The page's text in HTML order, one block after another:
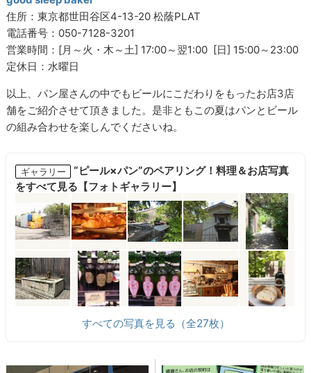
住所：東京都世田谷区4-13-20 松蔭PLAT
電話番号：050-7128-3201
営業時間：[月～火・木～土] 17:00～翌1:00 [日] 15:00～23:00
定休日：水曜日
以上、パン屋さんの中でもビールにこだわりをもったお店3店
舗をご紹介させて頂きました。是非ともこの夏はパンとビール
の組み合わせを楽しんでくださいね。
ギャラリー
“ピール×パン”のペアリング！料理＆お店写真
をすべて見る【フォトギャラリー】
すべての写真を見る（全27枚）